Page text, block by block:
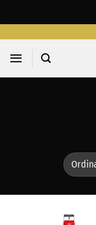
contenuti